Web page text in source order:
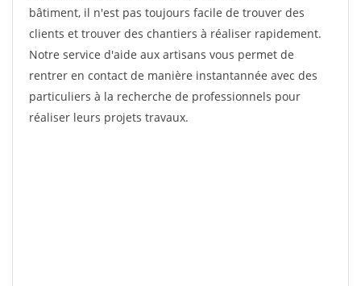
bâtiment, il n'est pas toujours facile de trouver des
clients et trouver des chantiers à réaliser rapidement.
Notre service d'aide aux artisans vous permet de
rentrer en contact de manière instantannée avec des
particuliers à la recherche de professionnels pour
réaliser leurs projets travaux.